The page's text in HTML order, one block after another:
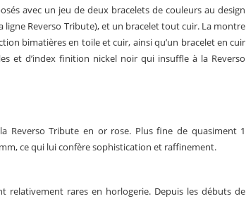
avec un jeu de deux bracelets de couleurs au design
ligne Reverso Tribute), et un bracelet tout cuir. La montre
bimatières en toile et cuir, ainsi qu’un bracelet en cuir
et d’index finition nickel noir qui insuffle à la Reverso
Reverso Tribute en or rose. Plus fine de quasiment 1
ce qui lui confère sophistication et raffinement.
relativement rares en horlogerie. Depuis les débuts de
Les grandes complications